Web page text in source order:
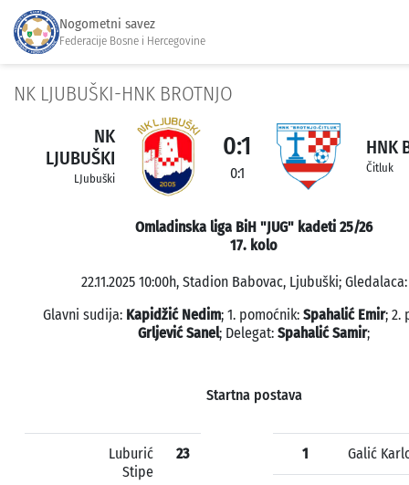
Nogometni savez
Federacije Bosne i Hercegovine
NK LJUBUŠKI-HNK BROTNJO
NK
LJUBUŠKI
LJubuški
0:1
0:1
HNK
Čitluk
Omladinska liga BiH "JUG" kadeti 25/26
17. kolo
22.11.2025 10:00h, Stadion Babovac, Ljubuški; Gledalaca:
Glavni sudija: Kapidžić Nedim; 1. pomoćnik: Spahalić Emir; 2.
Grljević Sanel; Delegat: Spahalić Samir;
Startna postava
Luburić
Stipe
23 1 Galić